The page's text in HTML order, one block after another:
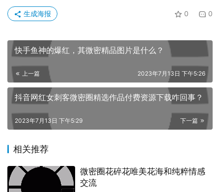
如果你想要在行业中立于不败之地，就必须要及时更新自己
的知识和技能。微密圈的付费资源下载服务正是为这些有追
业资讯和技能，并且提高自己的职业技能和竞争力，让自己
现在就赶紧来微密圈付费资源下载服务中选购适合自己的资
源，掌握最新行业资讯和技能背景，抓住行业快速发展的机
遇，成为一个真正具有竞争力的职业人士吧！
0 0
生成海报
快手鱼神的爆红，其微密精品图片是什么？
上一篇 2023年7月13日 下午5:26
抖音网红女刺客微密圈精选作品付费资源下载咋回事？
下一篇
2023年7月13日 下午5:29
相关推荐
微密圈花碎花唯美花海和纯粹情感
交流